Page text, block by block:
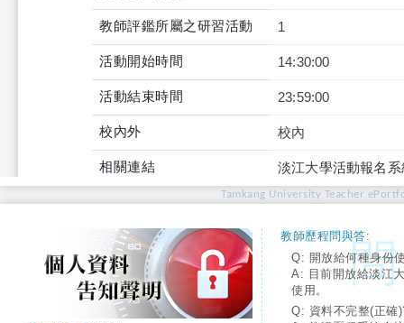
教師評鑑所屬之研習活動 1
活動開始時間 14:30:00
活動結束時間 23:59:00
校內外 校內
相關連結 淡江大學活動報名
Tamkang University Teacher
教師歷程問與答:
Q: 開放給何種身份
A: 目前開放給淡江
使用。
Q: 資料不完整(正確